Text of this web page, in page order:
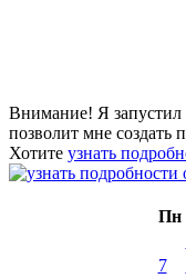
Внимание! Я запустил
позволит мне создать
Хотите узнать
Пн
7